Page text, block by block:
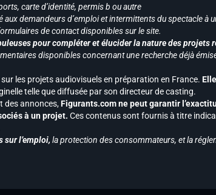
carte d’identité, permis b ou autre
demandeurs d’emploi et intermittents du spectacle à
de contact disponibles sur le site.
pour compléter et élucider la nature des projets
disponibles concernant une recherche déjà
sur les projets audiovisuels en préparation en France.
telle que diffusée par son directeur de casting.
des annonces,Figurants.com ne peut garantir
à un projet. Ces contenus sont fournis à titre
l’emploi, la protection des consommateurs, et la